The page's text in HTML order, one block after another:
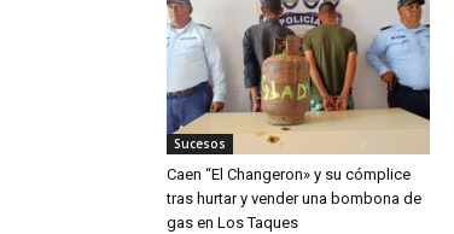
Sucesos
Caen “El Changeron» y su cómplice
tras hurtar y vender una bombona de
gas en Los Taques